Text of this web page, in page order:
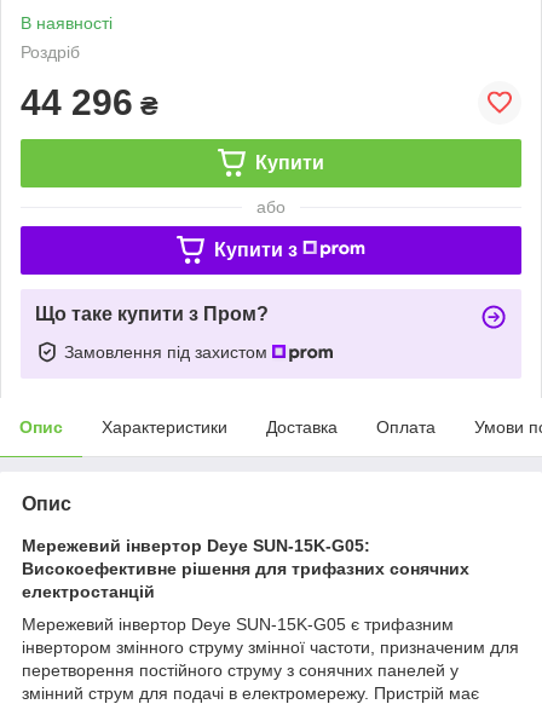
В наявності
Роздріб
44 296 ₴
Купити
або
Купити з
Що таке купити з Пром?
Замовлення під захистом
Опис Характеристики Доставка Оплата Умови
Опис
Мережевий інвертор Deye SUN-15K-G05:
Високоефективне рішення для трифазних сонячних
електростанцій
Мережевий інвертор Deye SUN-15K-G05 є трифазним
інвертором змінного струму змінної частоти, призначеним для
перетворення постійного струму з сонячних панелей у
змінний струм для подачі в електромережу. Пристрій має